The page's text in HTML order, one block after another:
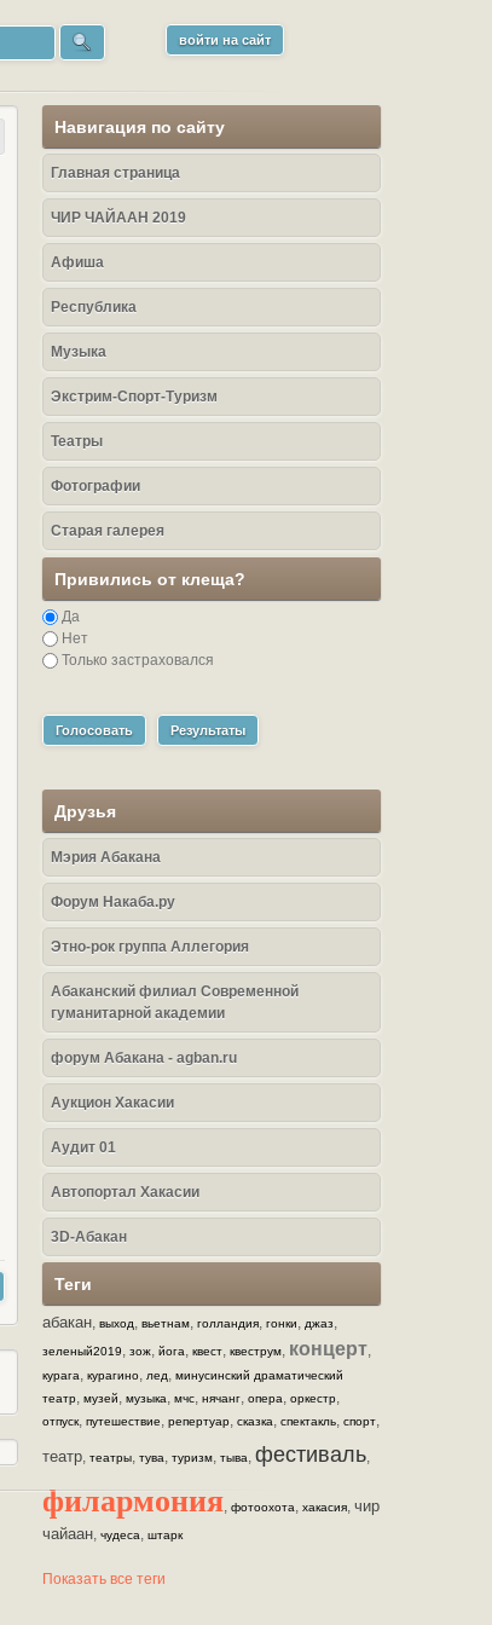
войти на сайт
Навигация по сайту
Главная страница
ЧИР ЧАЙААН 2019
Афиша
Республика
Музыка
Экстрим-Спорт-Туризм
Театры
Фотографии
Старая галерея
Привились от клеща?
Да
Нет
Только застраховался
Голосовать Результаты
Друзья
Мэрия Абакана
Форум Накаба.ру
Этно-рок группа Аллегория
Абаканский филиал Современной
гуманитарной академии
форум Абакана - agban.ru
Аукцион Хакасии
Аудит 01
Автопортал Хакасии
3D-Абакан
Теги
абакан, выход, вьетнам, голландия, гонки, джаз,
зеленый2019, зож, йога, квест, квеструм, концерт,
курага, курагино, лед, минусинский драматический
театр, музей, музыка, мчс, нячанг, опера, оркестр,
отпуск, путешествие, репертуар, сказка, спектакль, спорт,
театр, театры, тува, туризм, тыва, фестиваль,
филармония, фотоохота, хакасия, чир
чайаан, чудеса, штарк
Показать все теги